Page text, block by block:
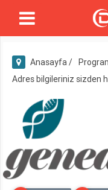
Anasayfa /
Adres bilgileriniz sizden